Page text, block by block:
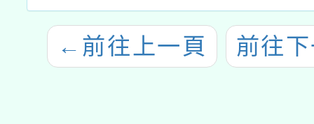
← 前往上一頁 前往